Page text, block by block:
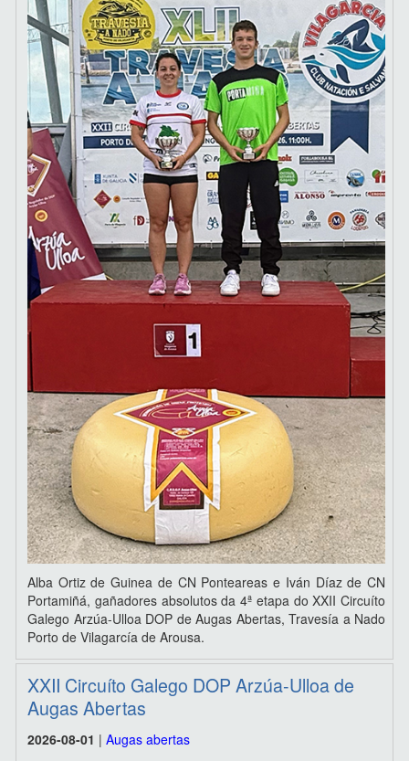
Alba Ortiz de Guinea de CN Ponteareas e Iván Díaz de CN
Portamiñá, gañadores absolutos da 4ª etapa do XXII Circuíto
Galego Arzúa-Ulloa DOP de Augas Abertas, Travesía a Nado
Porto de Vilagarcía de Arousa.
XXII Circuíto Galego DOP Arzúa-Ulloa de
Augas Abertas
2026-08-01 | Augas abertas